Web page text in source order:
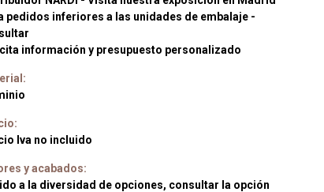
pedidos inferiores a las unidades de embalaje -
información y presupuesto personalizado
Iva no incluido
y acabados:
a la diversidad de opciones, consultar la opción